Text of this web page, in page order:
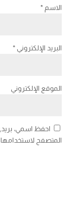
الاسم *
البريد الإلكتروني*
الموقع الإلكتروني
احفظ اسمي،
المتصفح لاستخدامها